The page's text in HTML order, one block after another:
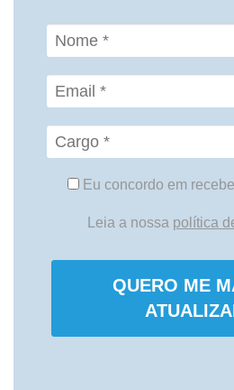
Eu concordo em
Leia a nossa política
QUERO ME